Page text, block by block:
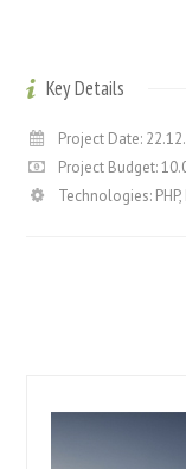
Key Details
Project Date:
Project Budget:
Technologies: PHP,